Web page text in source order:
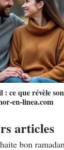
: ce que révèle son
en-linea.com
articles
bon